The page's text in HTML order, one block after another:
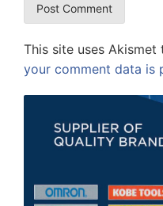
This site uses Akismet
your comment data is